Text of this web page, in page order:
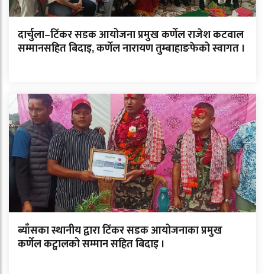
दार्चुला–टिंकर सडक आयोजना प्रमुख कर्णेल राजेश कटवाल
सम्मानसहित बिदाइ, कर्णेल नारायण तुम्बाहाङफेको स्वागत ।
ब्याँसका स्थानीय द्वारा टिंकर सडक आयोजनाका प्रमुख
कर्णेल कट्वालको सम्मान सहित बिदाइ ।